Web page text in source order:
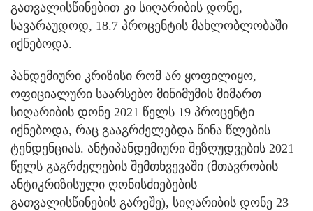
გათვალისწინებით კი სიღარიბის დონე,
სავარაუდოდ, 18.7 პროცენტის მახლობლობაში
იქნებოდა.
პანდემიური კრიზისი რომ არ ყოფილიყო,
ოფიციალური საარსებო მინიმუმის მიმართ
სიღარიბის დონე 2021 წელს 19 პროცენტი
იქნებოდა, რაც გააგრძელებდა წინა წლების
ტენდენციას. ანტიპანდემიური შეზღუდვების 2021
წელს გაგრძელების შემთხვევაში (მთავრობის
ანტიკრიზისული ღონისძიებების
გათვალისწინების გარეშე), სიღარიბის დონე 23